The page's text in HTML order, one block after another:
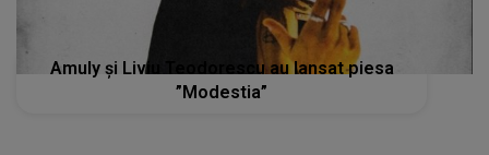
Amuly și Liviu Teodorescu au lansat piesa
”Modestia”